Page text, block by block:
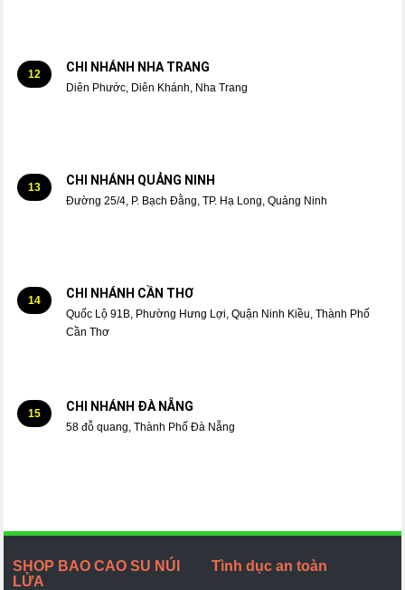
12 CHI NHÁNH NHA TRANG
Diên Phước, Diên Khánh, Nha Trang
13 CHI NHÁNH QUẢNG NINH
Đường 25/4, P. Bạch Đằng, TP. Hạ Long, Quảng Ninh
14 CHI NHÁNH CẦN THƠ
Quốc Lộ 91B, Phường Hưng Lợi, Quận Ninh Kiều, Thành Phố
Cần Thơ
15 CHI NHÁNH ĐÀ NẴNG
58 đỗ quang, Thành Phố Đà Nẵng
SHOP BAO CAO SU NÚI
LỬA
Tình dục an toàn